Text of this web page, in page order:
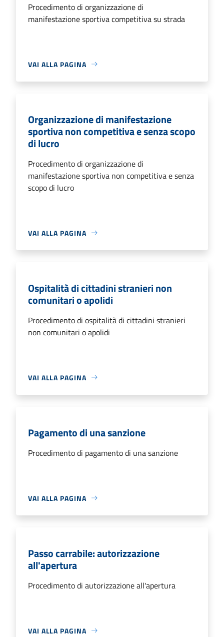
Procedimento di organizzazione di
manifestazione sportiva competitiva su strada
VAI ALLA PAGINA
Organizzazione di manifestazione
sportiva non competitiva e senza scopo
di lucro
Procedimento di organizzazione di
manifestazione sportiva non competitiva e senza
scopo di lucro
VAI ALLA PAGINA
Ospitalità di cittadini stranieri non
comunitari o apolidi
Procedimento di ospitalità di cittadini stranieri
non comunitari o apolidi
VAI ALLA PAGINA
Pagamento di una sanzione
Procedimento di pagamento di una sanzione
VAI ALLA PAGINA
Passo carrabile: autorizzazione
all'apertura
Procedimento di autorizzazione all'apertura
VAI ALLA PAGINA